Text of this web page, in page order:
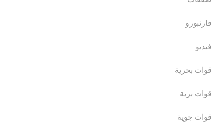
فارنبورو
فيديو
قوات بحرية
قوات برية
قوات جوية